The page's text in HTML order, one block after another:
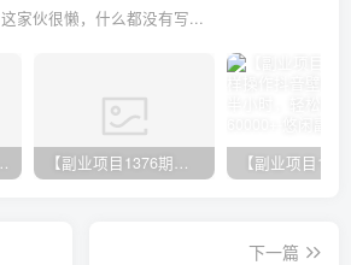
这家伙很懒，什么都没有写...
下一篇